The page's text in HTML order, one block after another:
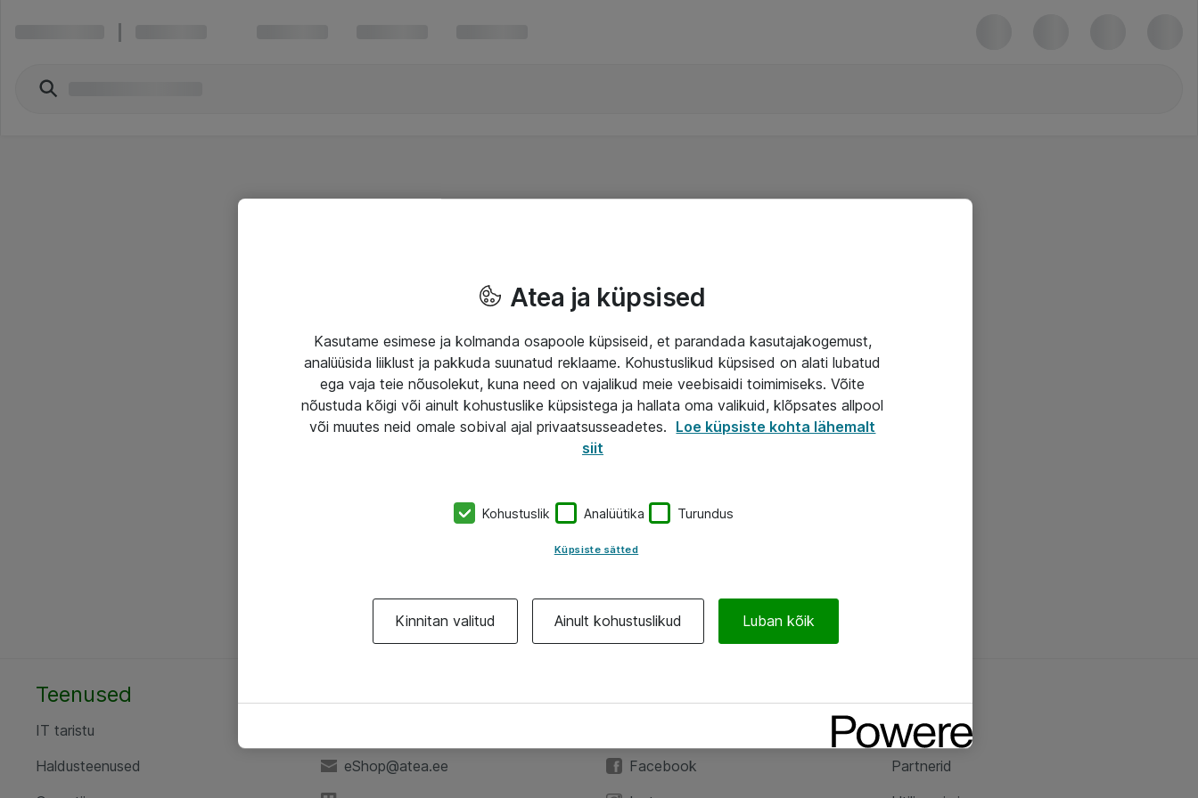
Teenused
IT taristu
Haldusteenused
eShop@atea.ee
Facebook
Ateast
Partnerid
Atea ja küpsised
Kasutame esimese ja kolmanda osapoole küpsiseid, et parandada kasutajakogemust,
analüüsida liiklust ja pakkuda suunatud reklaame. Kohustuslikud küpsised on alati lubatud
ega vaja teie nõusolekut, kuna need on vajalikud meie veebisaidi toimimiseks. Võite
nõustuda kõigi või ainult kohustuslike küpsistega ja hallata oma valikuid, klõpsates allpool
või muutes neid omale sobival ajal privaatsusseadetes. Loe küpsiste kohta lähemalt
siit
Kohustuslik Analüütika Turundus
Küpsiste sätted
Kinnitan valitud Ainult kohustuslikud Luban kõik